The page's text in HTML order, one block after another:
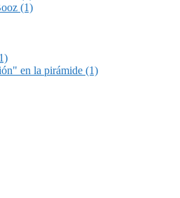
(1)
en la pirámide (1)